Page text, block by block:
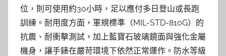
位，則可使用約30小時，足以應付多日登山或長跑
訓練。耐用度方面，軍規標準（MIL-STD-810G）的
抗震、耐衝擊測試，加上藍寶石玻璃鏡面與強化金屬
機身，讓手錶在嚴苛環境下依然正常運作。防水等級